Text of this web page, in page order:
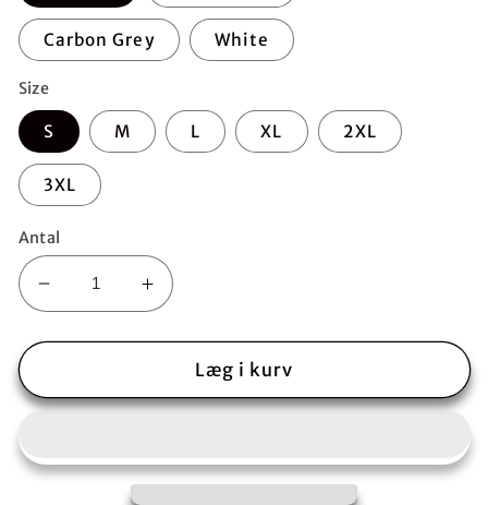
Carbon Grey White
Size
S M L XL 2XL
3XL
Antal
Reducer
antallet
for
Hoodie
-
Streetwear
Øg
antallet
for
Unisex
Hoodie
-
Læg i kurv